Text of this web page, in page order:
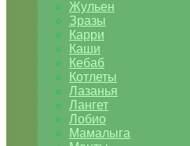
Жульен
Зразы
Карри
Каши
Кебаб
Котлеты
Лазанья
Лангет
Лобио
Мамалыга